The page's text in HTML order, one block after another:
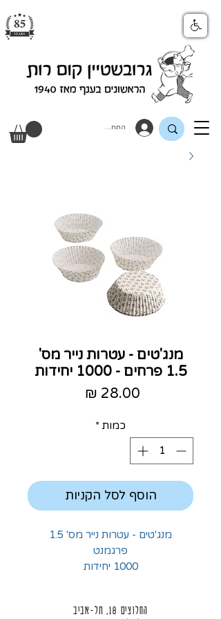
התחבר
מנג'טים - עטרות נייר מס'
1.5 פרחים - 1000 יחידות
כמות *
הוסף לסל הקניות
מנג'טים - עטרות נייר מס' 1.5
פרגמנט
1000 יחידות
החלוצים 18, תל-אביב